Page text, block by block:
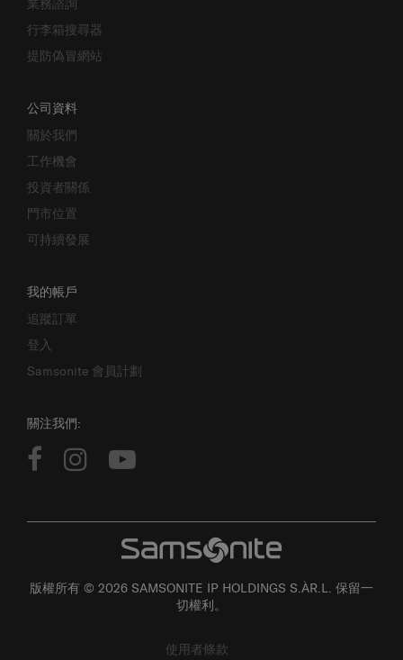
行李箱搜尋器
提防偽冒網站
關於我們
工作機會
投資者關係
門市位置
可持續發展
追蹤訂單
登入
Samsonite 會員計劃
切權利。